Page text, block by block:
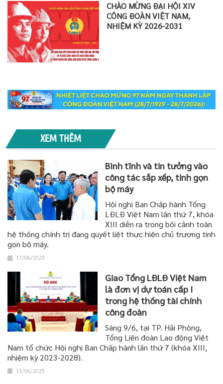
CHÀO MỪNG ĐẠI HỘI XIV
CÔNG ĐOÀN VIỆT NAM,
NHIỆM KỲ 2026-2031
XEM THÊM
Bình tĩnh và tin tưởng vào
công tác sắp xếp, tinh gọn
bộ máy
Hội nghị Ban Chấp hành Tổng
LĐLĐ Việt Nam lần thứ 7, khóa
XIII diễn ra trong bối cảnh toàn
hệ thống chính trị đang quyết liệt thực hiện chủ trương tinh
gọn bộ máy.
17/06/2025
Giao Tổng LĐLĐ Việt Nam
là đơn vị dự toán cấp I
trong hệ thống tài chính
công đoàn
Sáng 9/6, tại TP. Hải Phòng,
Tổng Liên đoàn Lao động Việt
Nam tổ chức Hội nghị Ban Chấp hành lần thứ 7 (khóa XIII,
nhiệm kỳ 2023-2028).
11/06/2025